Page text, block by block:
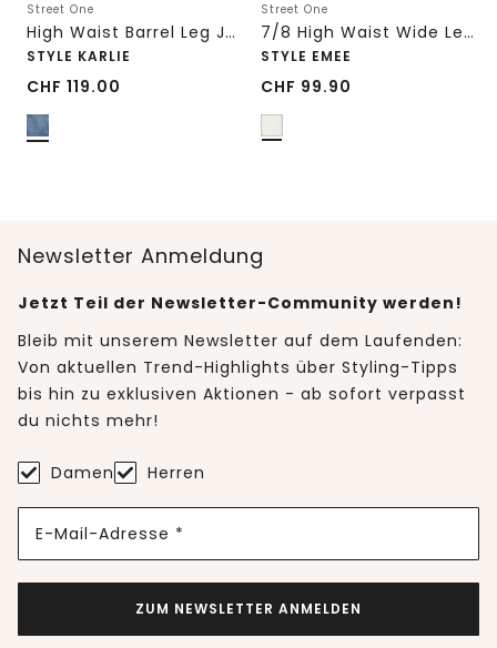
Street One
High Waist Barrel Leg Jeans im Loose Fit
STYLE KARLIE
CHF 119.00
Street One
7/8 High Waist Wide Leg Jeans im Loose Fit
STYLE EMEE
CHF 99.90
Newsletter Anmeldung
Jetzt Teil der Newsletter-Community werden!
Bleib mit unserem Newsletter auf dem Laufenden:
Von aktuellen Trend-Highlights über Styling-Tipps
bis hin zu exklusiven Aktionen - ab sofort verpasst
du nichts mehr!
Damen Herren
E-Mail-Adresse *
ZUM NEWSLETTER ANMELDEN